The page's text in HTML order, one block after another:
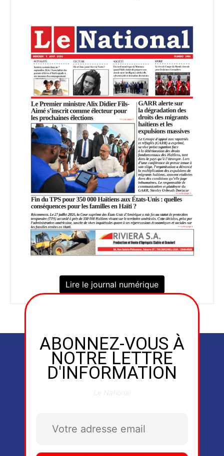
Lire le journal numérique
ABONNEZ-VOUS À
NOTRE LETTRE
D'INFORMATION